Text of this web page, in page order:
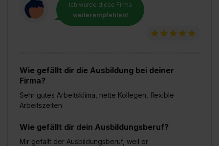
Ich würde diese Firma
weiterempfehlen!
Wie gefällt dir die Ausbildung bei deiner
Firma?
Sehr gutes Arbeitsklima, nette Kollegen, flexible
Arbeitszeiten
Wie gefällt dir dein Ausbildungsberuf?
Mir gefällt der Ausbildungsberuf, weil er